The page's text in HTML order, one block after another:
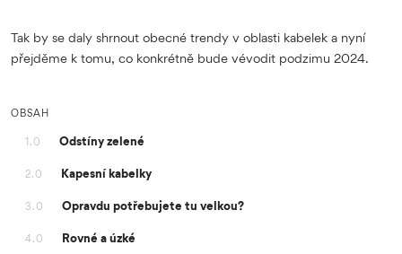
Tak by se daly shrnout obecné trendy v oblasti kabelek a nyní
přejděme k tomu, co konkrétně bude vévodit podzimu 2024.
OBSAH
1.0 Odstíny zelené
2.0 Kapesní kabelky
3.0 Opravdu potřebujete tu velkou?
4.0 Rovné a úzké